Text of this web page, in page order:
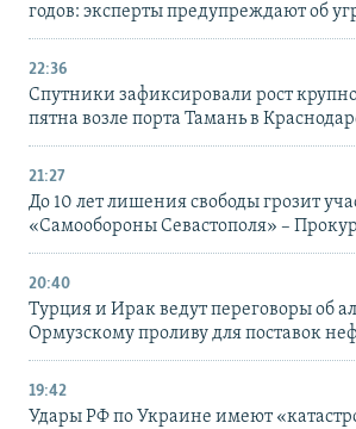
годов: эксперты предупреждают об
22:36
Спутники зафиксировали рост
пятна возле порта Тамань в
21:27
До 10 лет лишения свободы грозит
«Самообороны Севастополя» –
20:40
Турция и Ирак ведут переговоры об
Ормузскому проливу для поставок
19:42
Удары РФ по Украине имеют